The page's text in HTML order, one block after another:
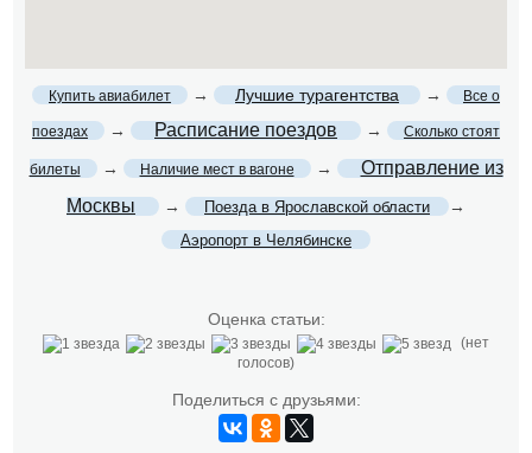
Купить авиабилет → Лучшие турагентства → Все о
поездах → Расписание поездов → Сколько стоят
билеты → Наличие мест в вагоне →
Отправление из
Москвы
→ Поезда в Ярославской области →
Аэропорт в Челябинске
Оценка статьи:
(нет
голосов)
Поделиться с друзьями: